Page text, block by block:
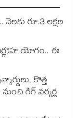
నెలకు రూ.3 లక్షల
యోగం.. ఈ
కొత్త
గిగ్ వర్కర్ల